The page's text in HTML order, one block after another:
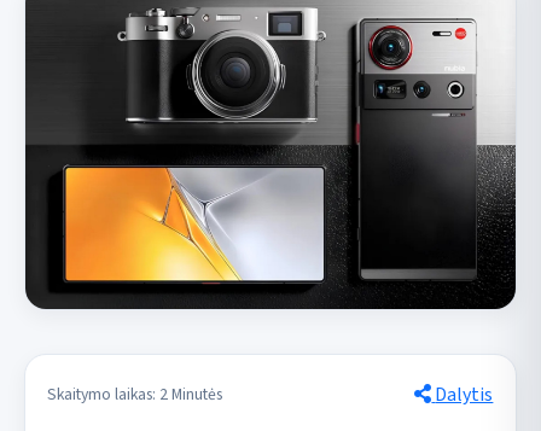
Skaitymo laikas: 2 Minutės Dalytis